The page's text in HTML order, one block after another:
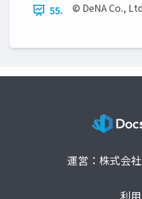
55.
© DeNA Co.,
運営：株式会
利